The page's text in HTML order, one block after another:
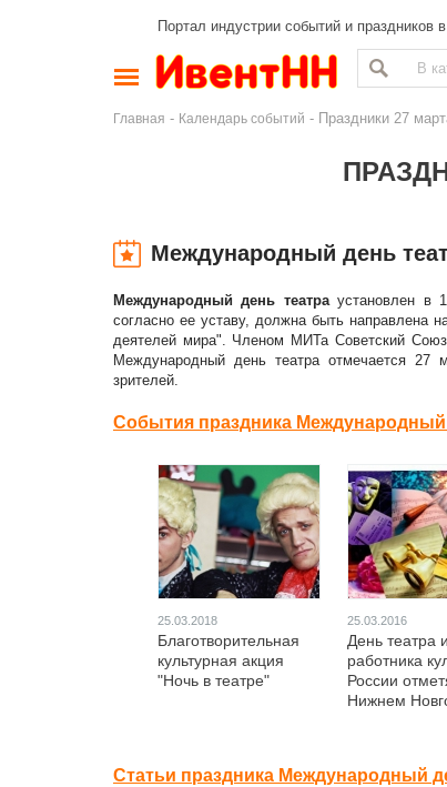
Портал индустрии событий и праздников в
Главная - Календарь событий - Праздники 27
Международный день
Международный день театраустановлен в
согласно ее уставу, должна быть направлена
деятелей мира". Членом МИТа Советский
Международный день театра отмечается 27
зрителей.
События праздника Международный
25.03.2018
Благотворительная
культурная акция
"Ночь в театре"
25.03.2016
День театра
работника
России
Нижнем
Статьи праздника Международный